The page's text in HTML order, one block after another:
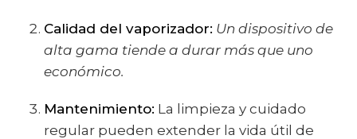
Calidad del vaporizador: Un dispositivo de
alta gama tiende a durar más que uno
económico.
Mantenimiento: La limpieza y cuidado
regular pueden extender la vida útil de